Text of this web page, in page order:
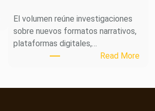
El volumen reúne investigaciones
sobre nuevos formatos narrativos,
plataformas digitales,…
Read More: